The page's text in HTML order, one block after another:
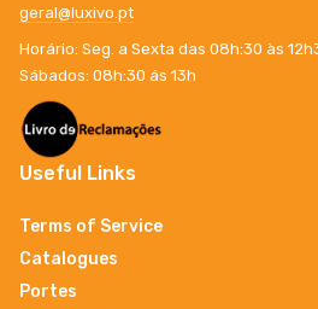
geral@luxivo.pt
Horário: Seg. a Sexta das 08h:30 às
Sábados: 08h:30 ás 13h
Useful Links
Terms of Service
Catalogues
Portes